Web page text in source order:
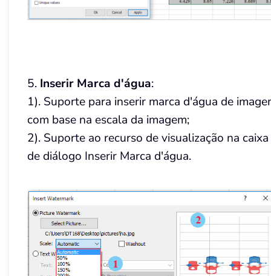
5. Inserir Marca d'água:
1). Suporte para inserir marca d'água de
com base na escala da imagem;
2). Suporte ao recurso de visualização na caixa
de diálogo Inserir Marca d'água.